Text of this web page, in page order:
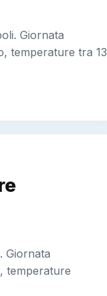
Giornata
temperature tra 13
Giornata
temperature